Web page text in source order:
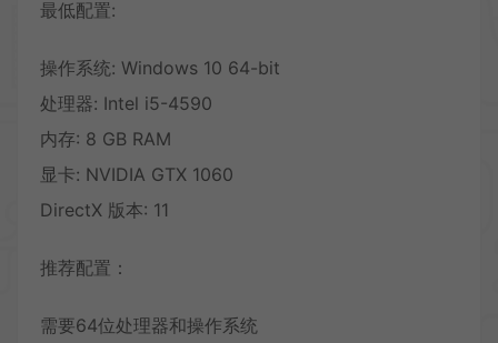
最低配置:
操作系统: Windows 10 64-bit
处理器: Intel i5-4590
内存: 8 GB RAM
显卡: NVIDIA GTX 1060
DirectX 版本: 11
推荐配置：
需要64位处理器和操作系统